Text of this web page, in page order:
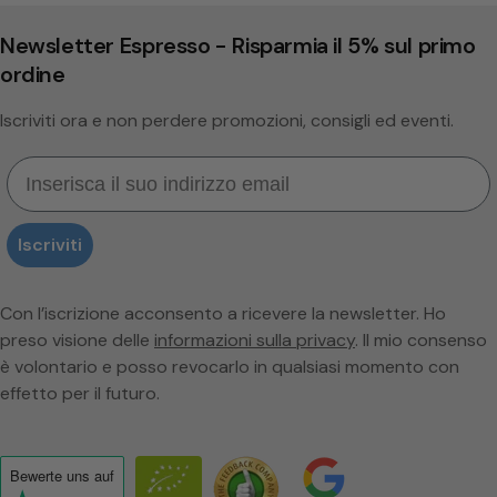
Newsletter Espresso - Risparmia il 5% sul primo
ordine
Iscriviti ora e non perdere promozioni, consigli ed eventi.
Email
Iscriviti
Con l’iscrizione acconsento a ricevere la newsletter. Ho
preso visione delle informazioni sulla privacy. Il mio consenso
è volontario e posso revocarlo in qualsiasi momento con
effetto per il futuro.
Bewerte uns auf